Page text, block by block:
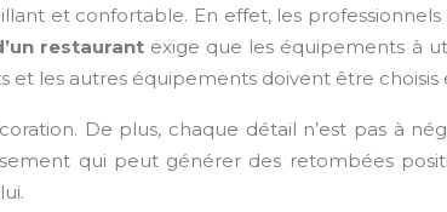
et confortable. En effet, les
restaurantexige que les équipements à
et les autres équipements doivent être
De plus, chaque détail n’est pas à
qui peut générer des retombées